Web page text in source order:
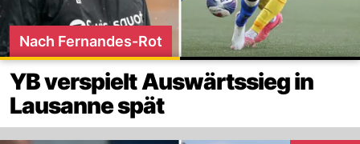
Nach Fernandes-Rot
YB verspielt Auswärtssieg in
Lausanne spät